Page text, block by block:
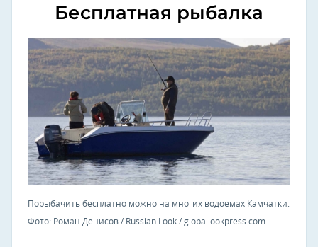
Бесплатная рыбалка
Порыбачить бесплатно можно на многих водоемах Камчатки.
Фото: Роман Денисов / Russian Look / globallookpress.com